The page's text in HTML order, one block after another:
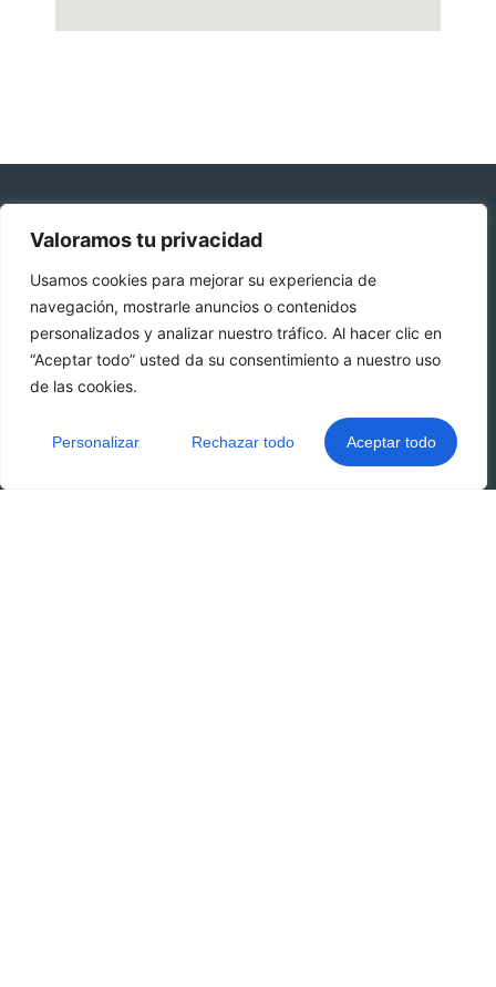
Valoramos tu privacidad
Usamos cookies para mejorar su experiencia de
navegación, mostrarle anuncios o contenidos
personalizados y analizar nuestro tráfico. Al hacer clic en
“Aceptar todo” usted da su consentimiento a nuestro uso
de las cookies.
Personalizar Rechazar todo Aceptar todo